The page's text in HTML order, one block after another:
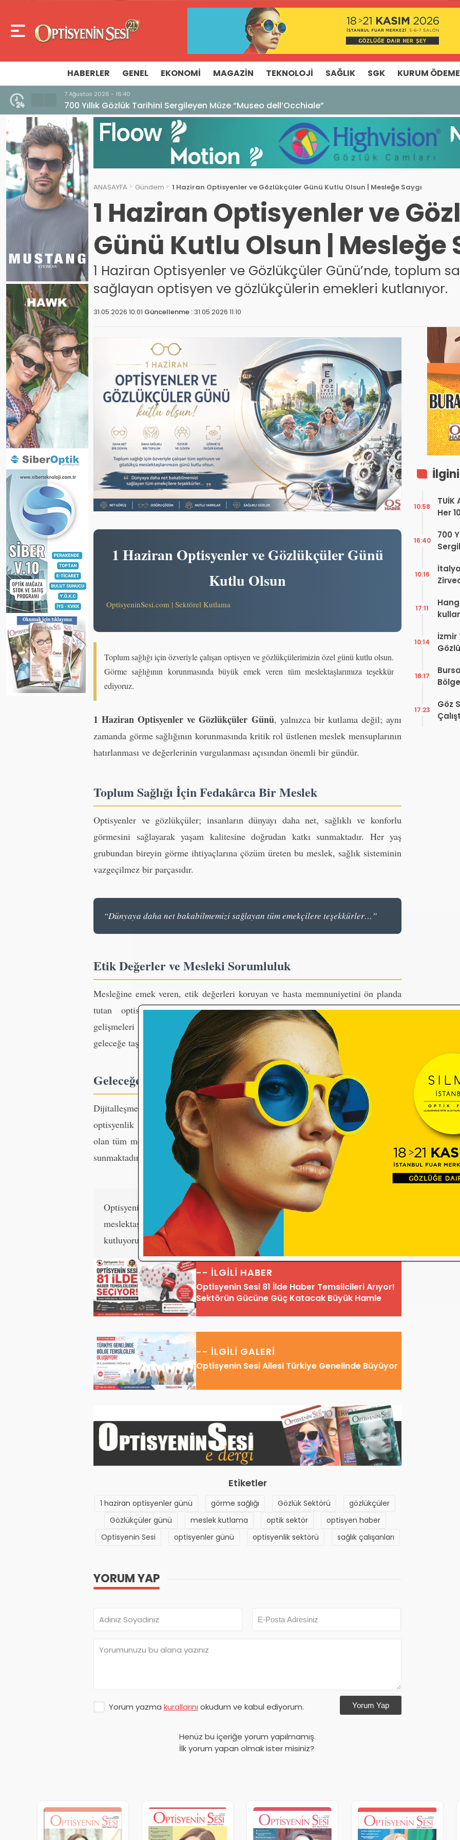
HABERLER GENEL EKONOMI MAGAZIN TEKNOLOJI SAĞLIK SGK KURUM
7 Ağustos 2026 - 16:40
700 Yıllık Gözlük Tarihini Sergileyen Müze “Museo dell’Occhiale”
ANASAYFA Gündem 1 Haziran Optisyenler ve Gözlükçüler Günü Kutlu Olsun | Mesleğe Saygı
1 Haziran Optisyenler ve
Günü Kutlu Olsun | Mesleğe
1 Haziran Optisyenler ve Gözlükçüler Günü’nde, toplum
sağlayan optisyen ve gözlükçülerin emekleri kutlanıyor.
31.05.2026 10:01 Güncellenme : 31.05.2026 11:10
1 Haziran Optisyenler ve Gözlükçüler Günü
Kutlu Olsun
OptisyeninSesi.com | Sektörel Kutlama
Toplum sağlığı için özveriyle çalışan optisyen ve gözlükçülerimizin özel günü kutlu olsun.
Görme sağlığının korunmasında büyük emek veren tüm meslektaşlarımıza teşekkür
ediyoruz.
1 Haziran Optisyenler ve Gözlükçüler Günü, yalnızca bir kutlama değil; aynı
zamanda görme sağlığının korunmasında kritik rol üstlenen meslek mensuplarının
hatırlanması ve değerlerinin vurgulanması açısından önemli bir gündür.
Toplum Sağlığı İçin Fedakârca Bir Meslek
Optisyenler ve gözlükçüler; insanların dünyayı daha net, sağlıklı ve konforlu
görmesini sağlayarak yaşam kalitesine doğrudan katkı sunmaktadır. Her yaş
grubundan bireyin görme ihtiyaçlarına çözüm üreten bu meslek, sağlık sisteminin
vazgeçilmez bir parçasıdır.
“Dünyaya daha net bakabilmemizi sağlayan tüm emekçilere teşekkürler…”
Etik Değerler ve Mesleki Sorumluluk
Mesleğine emek veren, etik değerleri koruyan ve hasta memnuniyetini ön planda
tutan optisyenler, sektörde güvenin temelini oluşturmaktadır. Teknolojik
gelişmeleri yakından takip eden gözlükçüler, modern optik çözümlerle sektörü
geleceğe taşımaktadır.
Geleceğe Yön Veren Bir Sektör
Dijitalleşme, yeni nesil lens teknolojileri ve kişiye özel optik çözümler sayesinde
optisyenlik sektörü her geçen gün daha da gelişmektedir. Bu dönüşümde emeği
olan tüm meslek mensupları, sağlık alanında önemli bir inovasyon sürecine katkı
sunmaktadır.
OptisyeninSesi olarak; bu anlamlı günde tüm optisyen ve gözlükçü
meslektaşlarımızın1 Haziran Gözlükçüler Günü’nü
kutluyoruz. Sağlık, başarı ve bol kazanç dolu bir meslek hayatı diliyoruz.
-- İLGİLİ HABER
Optisyenin Sesi 81 İlde Haber Temsilcileri Arıyor!
Sektörün Gücüne Güç Katacak Büyük Hamle
-- İLGİLİ GALERİ
Optisyenin Sesi Ailesi Türkiye Genelinde Büyüyor
Etiketler
1 haziran optisyenler günü görme sağlığı Gözlük Sektörü
gözlükçüler
Gözlükçüler günü
meslek kutlama optik sektör
optisyen haber
Optisyenin Sesi
optisyenler günü optisyenlik sektörü sağlık çalışanları
YORUM YAP
Yorum yazma kurallarını okudum ve kabul ediyorum. Yorum Yap
Henüz bu içeriğe yorum yapılmamış.
İlk yorum yapan olmak ister misiniz?
TUİK
Her
10:58
700
16:40
10:16
17:11
İzmir
10:14
18:17
Göz
17:23